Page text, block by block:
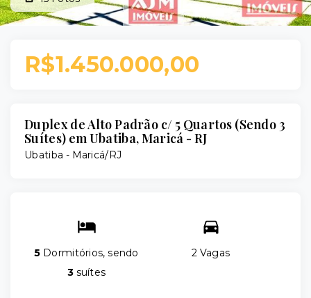
R$1.450.000,00
Duplex de Alto Padrão c/ 5 Quartos (Sendo 3
Suítes) em Ubatiba, Maricá - RJ
Ubatiba - Maricá/RJ
5 Dormitórios, sendo
3suítes
2 Vagas